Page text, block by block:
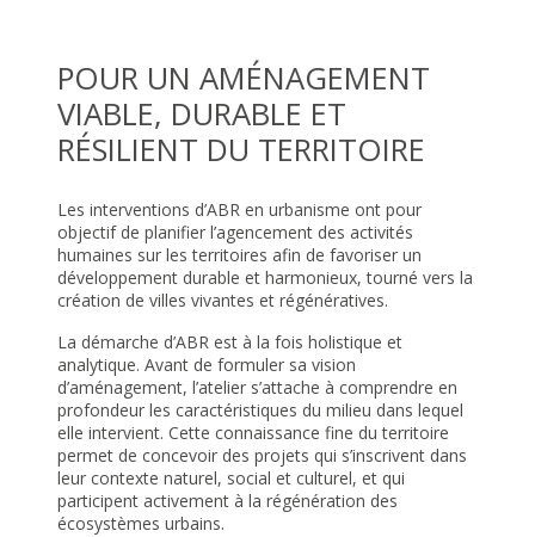
POUR UN AMÉNAGEMENT
VIABLE, DURABLE ET
RÉSILIENT DU TERRITOIRE
Les interventions d’ABR en urbanisme ont pour
objectif de planifier l’agencement des activités
humaines sur les territoires afin de favoriser un
développement durable et harmonieux, tourné vers la
création de villes vivantes et régénératives.
La démarche d’ABR est à la fois holistique et
analytique. Avant de formuler sa vision
d’aménagement, l’atelier s’attache à comprendre en
profondeur les caractéristiques du milieu dans lequel
elle intervient. Cette connaissance fine du territoire
permet de concevoir des projets qui s’inscrivent dans
leur contexte naturel, social et culturel, et qui
participent activement à la régénération des
écosystèmes urbains.